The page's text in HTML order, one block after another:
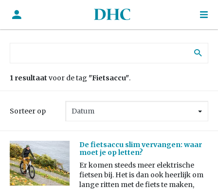
1 resultaat voor de tag "Fietsaccu".
Sorteer op
De fietsaccu slim vervangen: waar
moet je op letten?
Er komen steeds meer elektrische
fietsen bij. Het is dan ook heerlijk om
lange ritten met de fiets te maken,